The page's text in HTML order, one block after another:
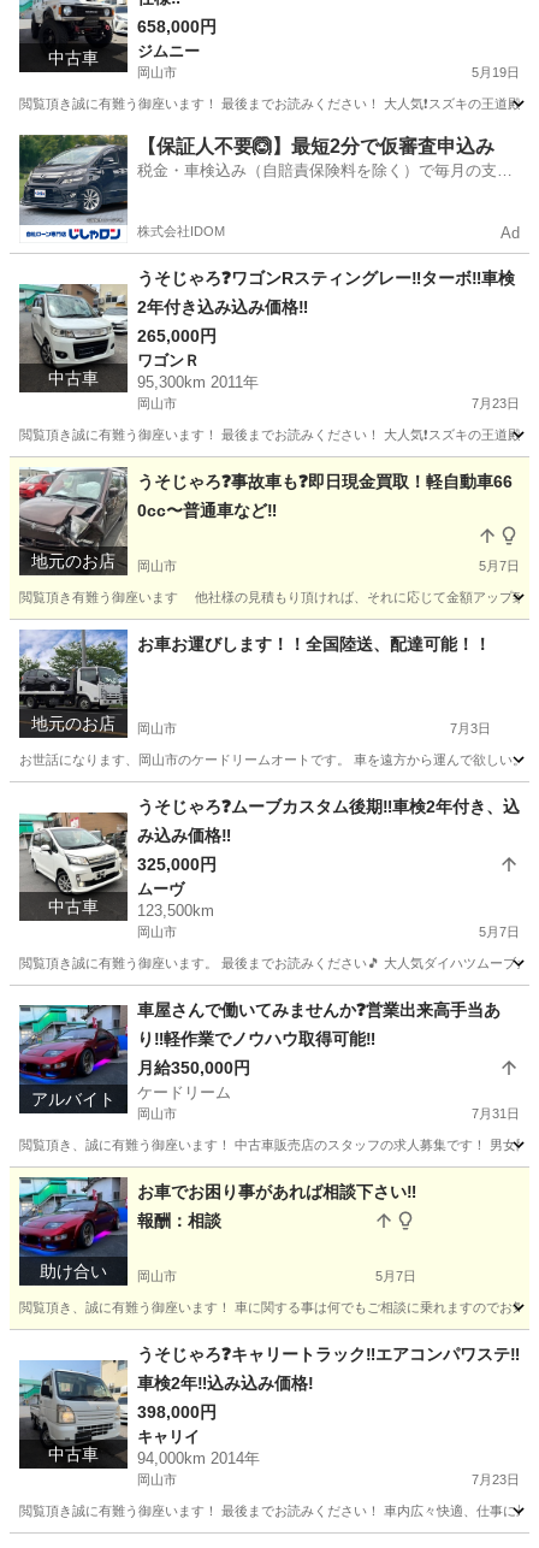
中古車
658,000円
ジムニー
岡山市 5月19日
閲覧頂き誠に有難う御座います！ 最後までお読みください！ 大人気❗️スズキの王道殿
岡山 岡山市 ジムニー スズキジムニー
【保証人不要🙆】最短2分で仮審査申込み
税金・車検込み（自賠責保険料を除く）で毎月の支払
株式会社IDOM Ad
中古車
うそじゃろ❓ワゴンRスティングレー‼️ターボ‼️車検
2年付き込み込み価格‼️
265,000円
ワゴンＲ
95,300km 2011年
岡山市 7月23日
閲覧頂き誠に有難う御座います！ 最後までお読みください！ 大人気❗️スズキの王道殿
岡山 岡山市 ワゴンＲ ワゴンR
地元のお店
うそじゃろ❓事故車も❓即日現金買取！軽自動車66
0cc〜普通車など‼️
岡山市 5月7日
閲覧頂き有難う御座います 他社様の見積もり頂ければ、それに応じて金額アップ致
岡山 岡山市 その他 買取
地元のお店
お車お運びします！！全国陸送、配達可能！！
岡山市 7月3日
お世話になります、岡山市のケードリームオートです。 車を遠方から運んで欲しい
その他 オークション
中古車
うそじゃろ❓ムーブカスタム後期‼️車検2年付き、込
み込み価格‼️
325,000円
ムーヴ
123,500km
岡山市 5月7日
閲覧頂き誠に有難う御座います。 最後までお読みください🎵 大人気ダイハツムーブ
ムーヴ ミッション
アルバイト
車屋さんで働いてみませんか❓営業出来高手当あ
り‼️軽作業でノウハウ取得可能‼️
月給350,000円
ケードリーム
岡山市 7月31日
閲覧頂き、誠に有難う御座います！ 中古車販売店のスタッフの求人募集です！ 男女
岡山 岡山市 その他 車屋
助け合い
お車でお困り事があれば相談下さい‼️
報酬：相談
岡山市 5月7日
閲覧頂き、誠に有難う御座います！ 車に関する事は何でもご相談に乗れますのでお
手伝いたい/助けたい 取り付け
中古車
うそじゃろ❓キャリートラック‼️エアコンパワステ‼️
車検2年‼️込み込み価格!
398,000円
キャリイ
94,000km 2014年
岡山市 7月23日
閲覧頂き誠に有難う御座います！ 最後までお読みください！ 車内広々快適、仕事